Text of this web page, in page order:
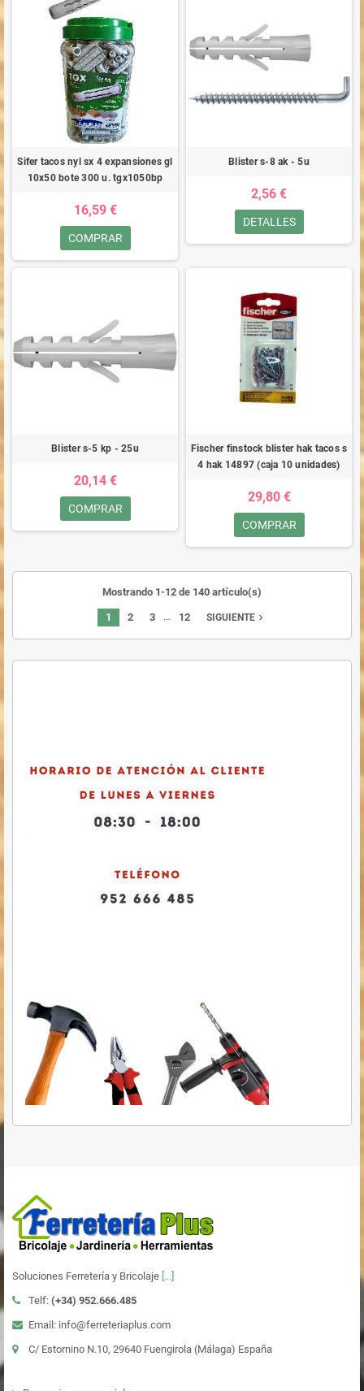
Sifer tacos nyl sx 4 expansiones gl
10x50 bote 300 u. tgx1050bp
16,59 €
COMPRAR
Blister s-8 ak - 5u
2,56 €
DETALLES
Blister s-5 kp - 25u
20,14 €
COMPRAR
Fischer finstock blister hak tacos s
4 hak 14897 (caja 10 unidades)
29,80 €
COMPRAR
Mostrando 1-12 de 140 artículo(s)
1 2 3 … 12 SIGUIENTE navigate_next
Soluciones Ferretería y Bricolaje [...]
Telf: (+34) 952.666.485
Email: info@ferreteriaplus.com
C/ Estornino N.10, 29640 Fuengirola (Málaga) España